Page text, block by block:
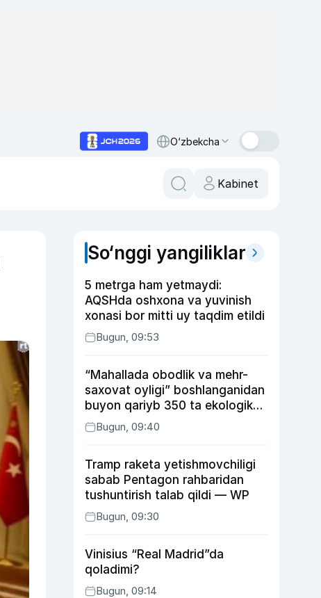
O‘zbekcha
Kabinet
So‘nggi yangiliklar
5 metrga ham yetmaydi:
AQSHda oshxona va yuvinish
xonasi bor mitti uy taqdim etildi
Bugun, 09:53
“Mahallada obodlik va mehr-
saxovat oyligi” boshlanganidan
buyon qariyb 350 ta ekologik
huquqbuzarlik aniqlandi
Bugun, 09:40
Tramp raketa yetishmovchiligi
sabab Pentagon rahbaridan
tushuntirish talab qildi — WP
Bugun, 09:30
Vinisius “Real Madrid”da
qoladimi?
Bugun, 09:14